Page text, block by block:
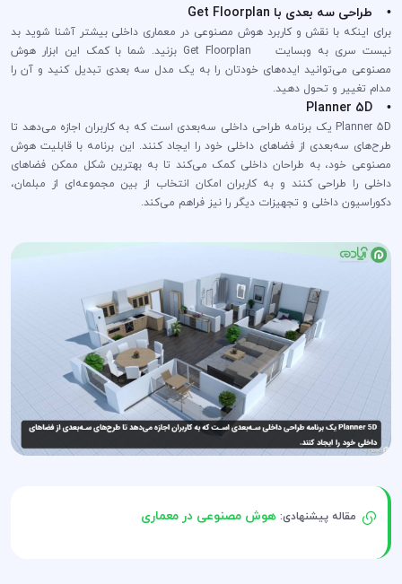
• طراحی سه بعدی با Get Floorplan
برای اینکه با نقش و کاربرد هوش مصنوعی در معماری داخلی بیشتر آشنا شوید بد
نیست سری به وبسایت Get Floorplan بزنید. شما با کمک این ابزار هوش
مصنوعی می‌توانید ایده‌های خودتان را به یک مدل سه بعدی تبدیل کنید و آن را
مدام تغییر و تحول دهید.
• Planner 5D
Planner 5D یک برنامه طراحی داخلی سه‌بعدی است که به کاربران اجازه می‌دهد تا
طرح‌های سه‌بعدی از فضاهای داخلی خود را ایجاد کنند. این برنامه با قابلیت هوش
مصنوعی خود، به طراحان داخلی کمک می‌کند تا به بهترین شکل ممکن فضاهای
داخلی را طراحی کنند و به کاربران امکان انتخاب از بین مجموعه‌ای از مبلمان،
دکوراسیون داخلی و تجهیزات دیگر را نیز فراهم می‌کند.
مقاله پیشنهادی:هوش مصنوعی در معماری